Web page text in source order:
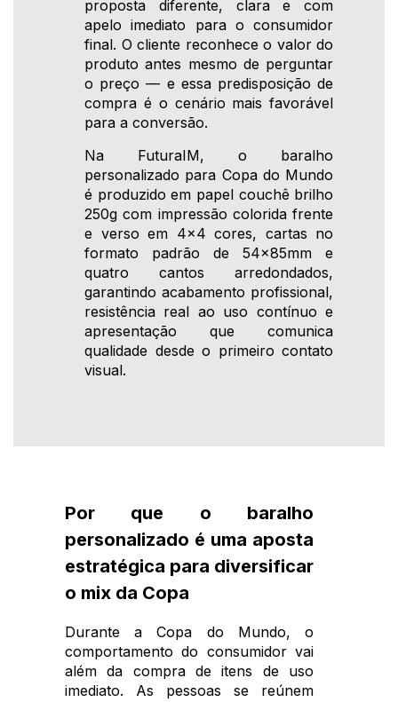
proposta diferente, clara e com
apelo imediato para o consumidor
final. O cliente reconhece o valor do
produto antes mesmo de perguntar
o preço — e essa predisposição de
compra é o cenário mais favorável
para a conversão.
Na FuturaIM, o baralho
personalizado para Copa do Mundo
é produzido em papel couchê brilho
250g com impressão colorida frente
e verso em 4x4 cores, cartas no
formato padrão de 54x85mm e
quatro cantos arredondados,
garantindo acabamento profissional,
resistência real ao uso contínuo e
apresentação que comunica
qualidade desde o primeiro contato
visual.
Por que o baralho
personalizado é uma aposta
estratégica para diversificar
o mix da Copa
Durante a Copa do Mundo, o
comportamento do consumidor vai
além da compra de itens de uso
imediato. As pessoas se reúnem